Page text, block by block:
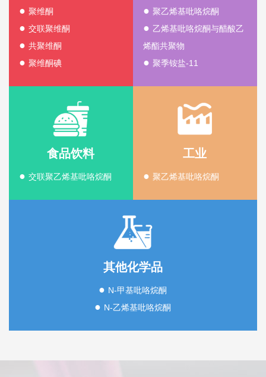
● 聚维酮
● 交联聚维酮
● 共聚维酮
● 聚维酮碘
● 聚乙烯基吡咯烷酮
● 乙烯基吡咯烷酮与醋酸乙
烯酯共聚物
● 聚季铵盐-11
食品饮料
● 交联聚乙烯基吡咯烷酮
工业
● 聚乙烯基吡咯烷酮
其他化学品
● N-甲基吡咯烷酮
● N-乙烯基吡咯烷酮